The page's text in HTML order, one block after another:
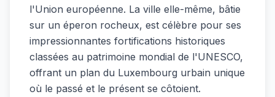
l'Union européenne. La ville elle-même, bâtie
sur un éperon rocheux, est célèbre pour ses
impressionnantes fortifications historiques
classées au patrimoine mondial de l'UNESCO,
offrant un plan du Luxembourg urbain unique
où le passé et le présent se côtoient.